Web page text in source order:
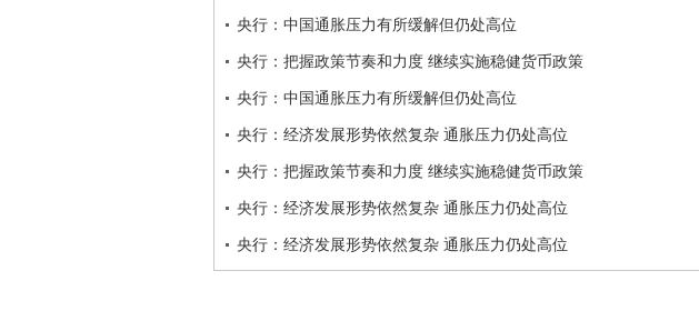
央行：中国通胀压力有所缓解但仍处高位
央行：把握政策节奏和力度 继续实施稳健货币政策
央行：中国通胀压力有所缓解但仍处高位
央行：经济发展形势依然复杂 通胀压力仍处高位
央行：把握政策节奏和力度 继续实施稳健货币政策
央行：经济发展形势依然复杂 通胀压力仍处高位
央行：经济发展形势依然复杂 通胀压力仍处高位